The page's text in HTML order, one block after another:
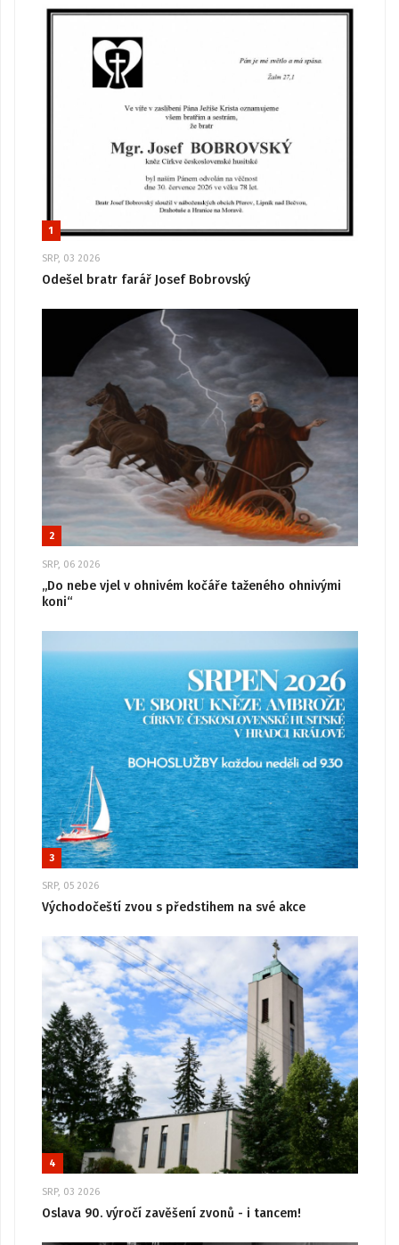
1
SRP, 03 2026
Odešel bratr farář Josef Bobrovský
2
SRP, 06 2026
„Do nebe vjel v ohnivém kočáře taženého ohnivými
koni“
3
SRP, 05 2026
Východočeští zvou s předstihem na své akce
4
SRP, 03 2026
Oslava 90. výročí zavěšení zvonů - i tancem!